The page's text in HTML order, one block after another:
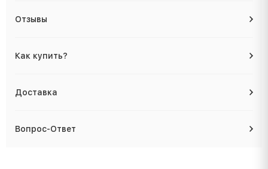
Отзывы
Как купить?
Доставка
Вопрос-Ответ